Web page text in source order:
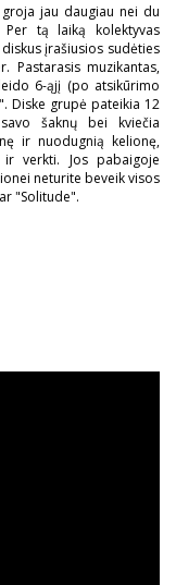
jau daugiau nei du
Per tą laiką kolektyvas
įrašiusios sudėties
Pastarasis muzikantas,
6-ąjį (po atsikūrimo
Diske grupė pateikia 12
šaknų bei kviečia
ir nuodugnią kelionę,
verkti. Jos pabaigoje
neturite beveik visos
"Solitude".